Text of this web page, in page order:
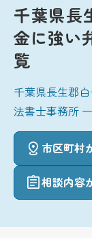
千葉県長
金に強い
覧
千葉県長生郡
法書士事務所
市区町村
相談内容